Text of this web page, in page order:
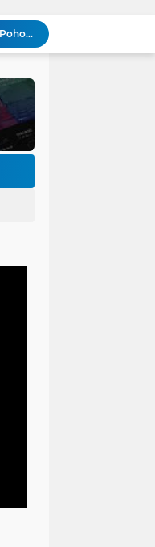
Menakar Udara dan Tanah di Kaki Manglayang: Minimnya Tutupan Pohon di Blok Padaemut-Cigupakan Tingkatkan Risiko Klimatologi dan Ekologi
Anggota DPRD Kota Bandung Soroti Jalan Gelap, Desak Pemkot Prioritaskan Pembenahan PJU
Edi Rusyandi Terpilih Secara Aklamasi Pimpin Golkar Bandung Barat, Tonggak Baru Kepemimpinan Harmonis "Turun Ranjang"
Program Gaslah Kota Bandung Raih Apresiasi Pemerintah Pusat, Pengolahan Sampah Capai 30 Persen
Penataan Kabel Udara FO di Cimahi Capai 15 KM, Target Kota Bebas Kabel Semrawut